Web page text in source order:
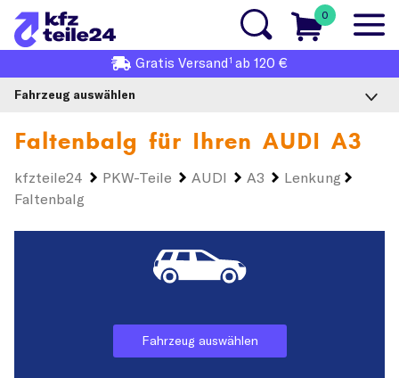
0
Gratis Versand1 ab 120 €
Fahrzeug auswählen
Faltenbalg für Ihren AUDI A3
kfzteile24 PKW-Teile AUDI A3
Lenkung
Faltenbalg
Fahrzeug auswählen